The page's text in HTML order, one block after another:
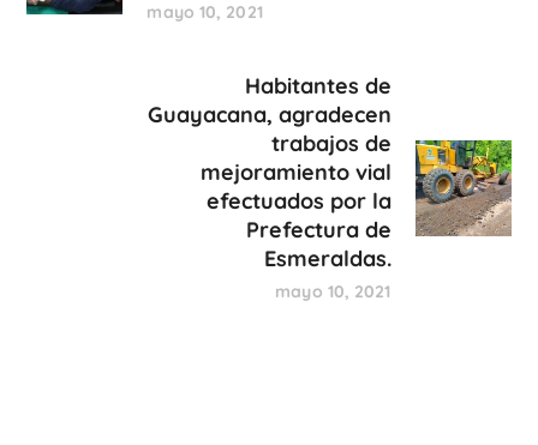
mayo 10, 2021
Habitantes de
Guayacana, agradecen
trabajos de
mejoramiento vial
efectuados por la
Prefectura de
Esmeraldas.
mayo 10, 2021